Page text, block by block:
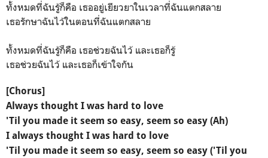
ทั้งหมดที่ฉันรู้ก็คือ เธออยู่เยียวยาในเวลาที่ฉันแตกสลาย
เธอรักษาฉันไว้ในตอนที่ฉันแตกสลาย
ทั้งหมดที่ฉันรู้ก็คือ เธอช่วยฉันไว้ และเธอก็รู้
เธอช่วยฉันไว้ และเธอก็เข้าใจกัน
[Chorus]
Always thought I was hard to love
'Til you made it seem so easy, seem so easy (Ah)
I always thought I was hard to love
'Til you made it seem so easy, seem so easy ('Til you